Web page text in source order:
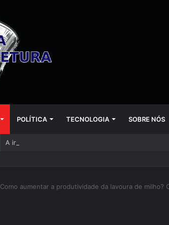
POLÍTICA TECNOLOGIA SOBRE NÓS
A inteligência artificial está mudando empresas
Como aumentar a produtividade da lavoura de milho?